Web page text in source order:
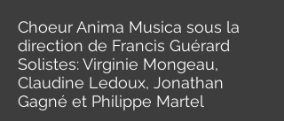
Choeur Anima Musica sous la
direction de Francis Guérard
Solistes: Virginie Mongeau,
Claudine Ledoux, Jonathan
Gagné et Philippe Martel